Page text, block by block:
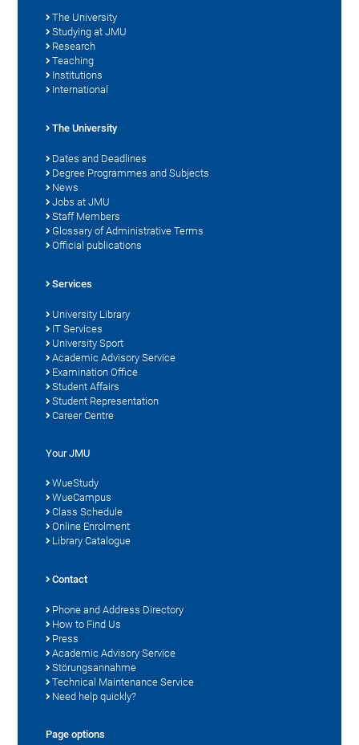
The University
Studying at JMU
Research
Teaching
Institutions
International
The University
Dates and Deadlines
Degree Programmes and Subjects
News
Jobs at JMU
Staff Members
Glossary of Administrative Terms
Official publications
Services
University Library
IT Services
University Sport
Academic Advisory Service
Examination Office
Student Affairs
Student Representation
Career Centre
Your JMU
WueStudy
WueCampus
Class Schedule
Online Enrolment
Library Catalogue
Contact
Phone and Address Directory
How to Find Us
Press
Academic Advisory Service
Störungsannahme
Technical Maintenance Service
Need help quickly?
Page options